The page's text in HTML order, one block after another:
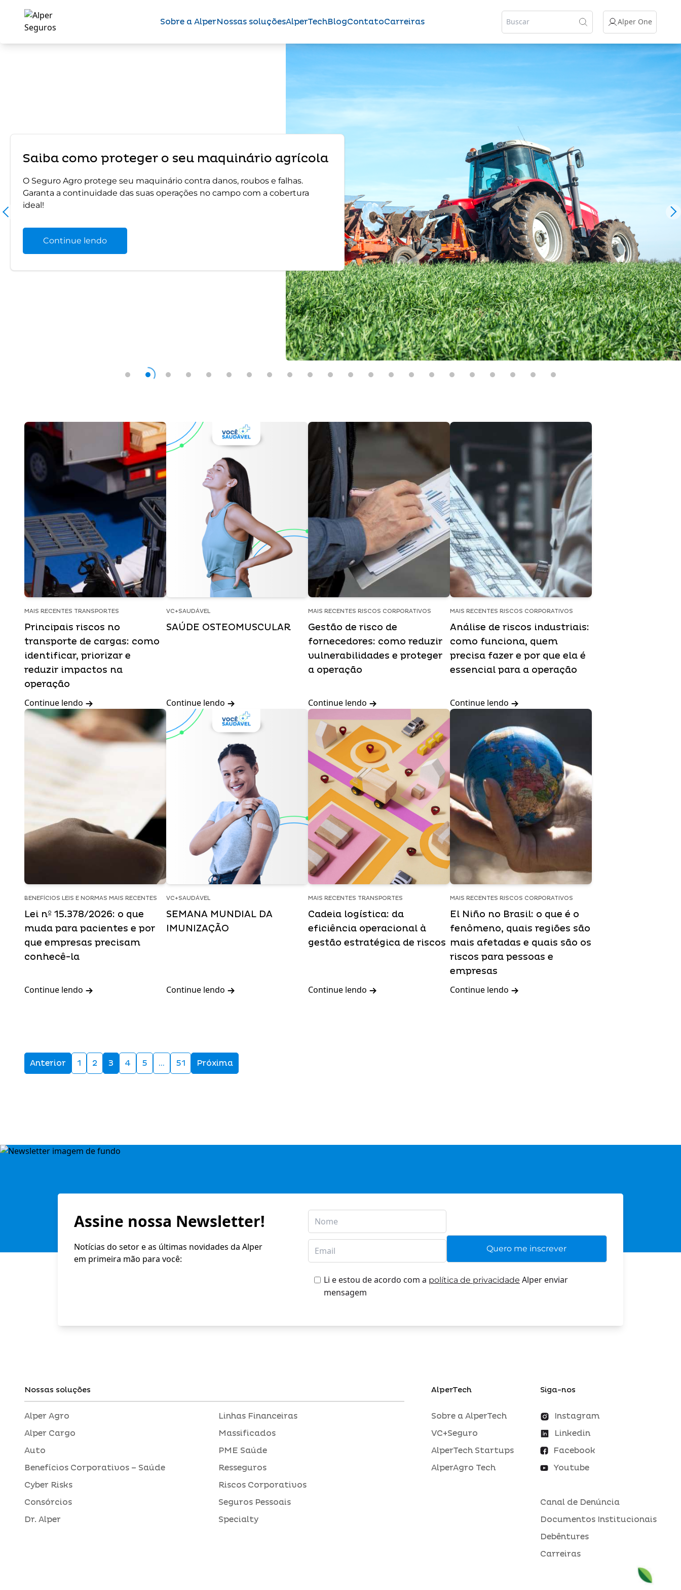
Sobre a AlperNossas soluçõesAlperTechBlogContatoCarreiras Alper One
Saiba como proteger o seu maquinário agrícola
O Seguro Agro protege seu maquinário contra danos, roubos e falhas.
Garanta a continuidade das suas operações no campo com a cobertura
ideal!
Continue lendo
MAIS RECENTES TRANSPORTES
Principais riscos no
transporte de cargas: como
identificar, priorizar e
reduzir impactos na
operação
Continue lendo
VC+SAUDÁVEL
SAÚDE OSTEOMUSCULAR
Continue lendo
MAIS RECENTES RISCOS CORPORATIVOS
Gestão de risco de
fornecedores: como reduzir
vulnerabilidades e proteger
a operação
Continue lendo
MAIS RECENTES RISCOS CORPORATIVOS
Análise de riscos industriais:
como funciona, quem
precisa fazer e por que ela é
essencial para a operação
Continue lendo
BENEFÍCIOS LEIS E NORMAS MAIS RECENTES
Lei nº 15.378/2026: o que
muda para pacientes e por
que empresas precisam
conhecê-la
Continue lendo
VC+SAUDÁVEL
SEMANA MUNDIAL DA
IMUNIZAÇÃO
Continue lendo
MAIS RECENTES TRANSPORTES
Cadeia logística: da
eficiência operacional à
gestão estratégica de riscos
Continue lendo
MAIS RECENTES RISCOS CORPORATIVOS
El Niño no Brasil: o que é o
fenômeno, quais regiões são
mais afetadas e quais são os
riscos para pessoas e
empresas
Continue lendo
Anterior 1 2 3 4 5 … 51 Próxima
Assine nossa Newsletter!
Notícias do setor e as últimas novidades da Alper
em primeira mão para você:
Li e estou de acordo com a política de privacidade Alper enviar
mensagem
Nossas soluções
Alper Agro
Alper Cargo
Auto
Benefícios Corporativos – Saúde
Cyber Risks
Consórcios
Dr. Alper
Linhas Financeiras
Massificados
PME Saúde
Resseguros
Riscos Corporativos
Seguros Pessoais
Specialty
AlperTech
Sobre a AlperTech
VC+Seguro
AlperTech Startups
AlperAgro Tech
Siga-nos
Instagram
Linkedin
Facebook
Youtube
Canal de Denúncia
Documentos Institucionais
Debêntures
Carreiras